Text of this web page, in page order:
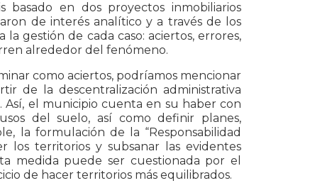
en dos proyectos inmobiliarios
de interés analítico y a través de los
gestión de cada caso: aciertos, errores,
alrededor del fenómeno.
como aciertos, podríamos mencionar
de la descentralización administrativa
el municipio cuenta en su haber con
del suelo, así como definir planes,
la formulación de la “Responsabilidad
los territorios y subsanar las evidentes
medida puede ser cuestionada por el
de hacer territorios más equilibrados.